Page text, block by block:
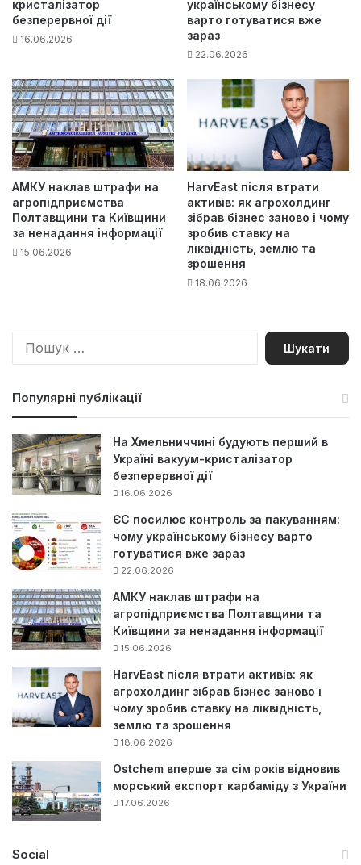
кристалізатор
безперервної дії
16.06.2026
українському бізнесу
варто готуватися вже
зараз
22.06.2026
АМКУ наклав штрафи на
агропідприємства
Полтавщини та Київщини
за ненадання інформації
15.06.2026
HarvEast після втрати
активів: як агрохолдинг
зібрав бізнес заново і чому
зробив ставку на
ліквідність, землю та
зрошення
18.06.2026
П
Популярні публікації
На Хмельниччині будують перший в
Україні вакуум-кристалізатор
безперервної дії
16.06.2026
ЄС посилює контроль за пакуванням:
чому українському бізнесу варто
готуватися вже зараз
22.06.2026
АМКУ наклав штрафи на
агропідприємства Полтавщини та
Київщини за ненадання інформації
15.06.2026
HarvEast після втрати активів: як
агрохолдинг зібрав бізнес заново і
чому зробив ставку на ліквідність,
землю та зрошення
18.06.2026
Ostchem вперше за сім років відновив
морський експорт карбаміду з України
17.06.2026
Social